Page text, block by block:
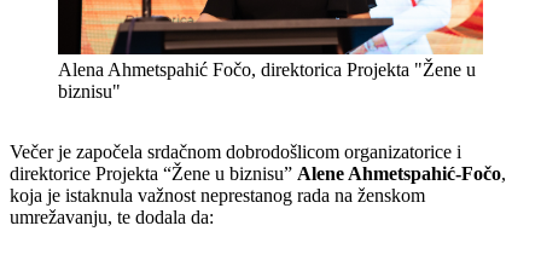
Alena Ahmetspahić Fočo, direktorica Projekta "Žene u
biznisu"
Večer je započela srdačnom dobrodošlicom organizatorice i
direktorice Projekta “Žene u biznisu” Alene Ahmetspahić-Fočo,
koja je istaknula važnost neprestanog rada na ženskom
umrežavanju, te dodala da: